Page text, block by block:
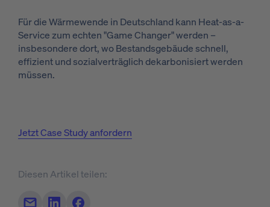
Für die Wärmewende in Deutschland kann Heat-as-a-
Service zum echten "Game Changer" werden –
insbesondere dort, wo Bestandsgebäude schnell,
effizient und sozialverträglich dekarbonisiert werden
müssen.
Jetzt Case Study anfordern
Diesen Artikel teilen: